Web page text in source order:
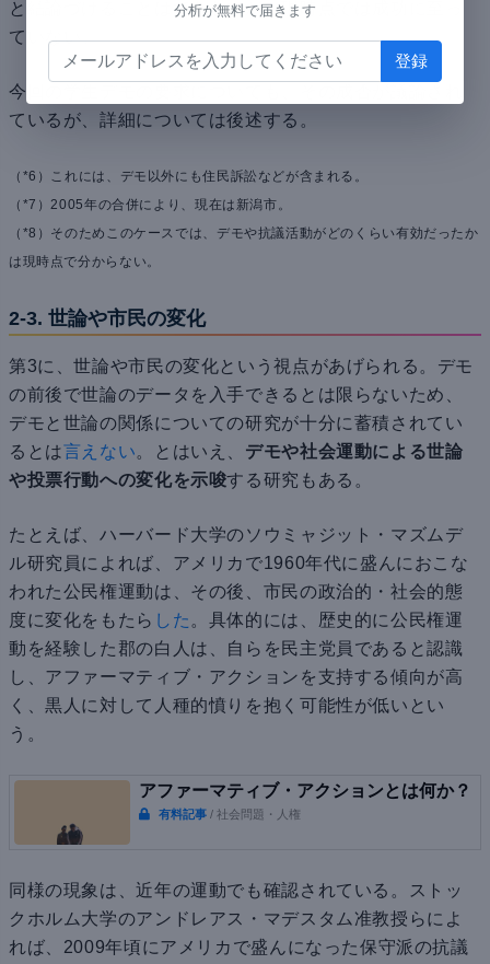
と結論づけることはできないが、現時点では成功に至っ
ていない。
今回の学生デモの要求についても、その成否が議論され
ているが、詳細については後述する。
（*6）これには、デモ以外にも住民訴訟などが含まれる。
（*7）2005年の合併により、現在は新潟市。
（*8）そのためこのケースでは、デモや抗議活動がどのくらい有効だったか
は現時点で分からない。
2-3. 世論や市民の変化
第3に、世論や市民の変化という視点があげられる。デモ
の前後で世論のデータを入手できるとは限らないため、
デモと世論の関係についての研究が十分に蓄積されてい
るとは言えない。とはいえ、 デモや社会運動による世論
や投票行動への変化を示唆する研究もある。
たとえば、ハーバード大学のソウミャジット・マズムデ
ル研究員によれば、アメリカで1960年代に盛んにおこな
われた公民権運動は、その後、市民の政治的・社会的態
度に変化をもたら した 。具体的には、歴史的に公民権運
動を経験した郡の白人は、自らを民主党員であると認識
し、アファーマティブ・アクションを支持する傾向が高
く、黒人に対して人種的憤りを抱く可能性が低いとい
う。
アファーマティブ・アクションとは何か？
有料記事 / 社会問題・人権
同様の現象は、近年の運動でも確認されている。ストッ
クホルム大学のアンドレアス・マデスタム准教授らによ
れば、2009年頃にアメリカで盛んになった保守派の抗議
分析が無料で届きます